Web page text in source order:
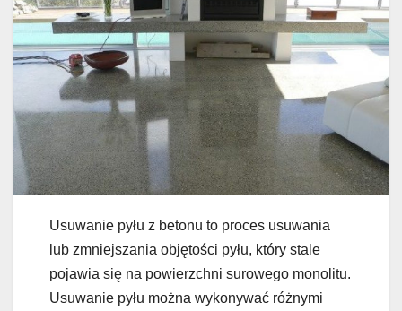
Usuwanie pyłu z betonu to proces usuwania
lub zmniejszania objętości pyłu, który stale
pojawia się na powierzchni surowego monolitu.
Usuwanie pyłu można wykonywać różnymi